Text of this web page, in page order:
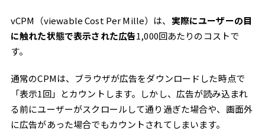
vCPM（viewable Cost Per Mille）は、 実際にユーザーの目
に触れた状態で表示された広告1,000回あたりのコストで
す。
通常のCPMは、ブラウザが広告をダウンロードした時点で
「表示1回」とカウントします。しかし、広告が読み込まれ
る前にユーザーがスクロールして通り過ぎた場合や、画面外
に広告があった場合でもカウントされてしまいます。